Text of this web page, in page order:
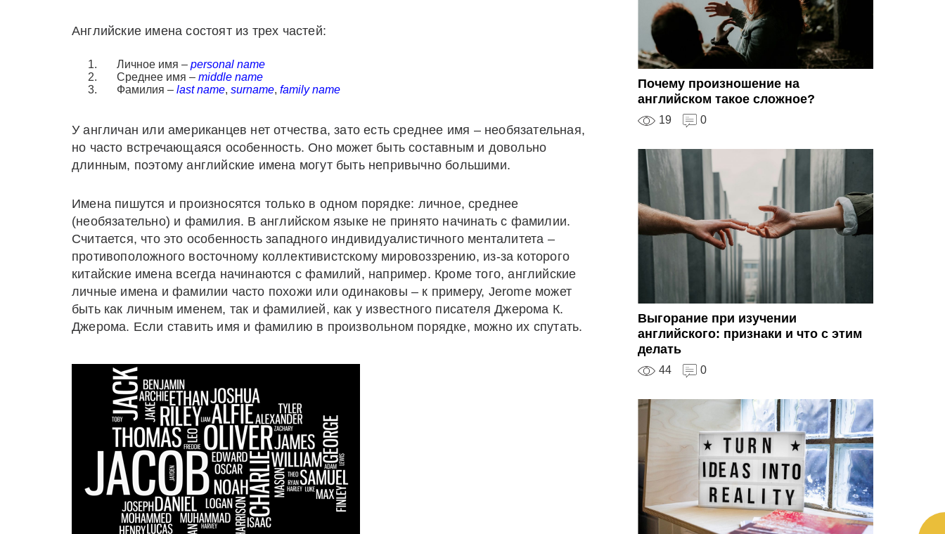
Почему произношение на
английском такое сложное?
19 0
Выгорание при изучении
английского: признаки и что с этим
делать
44 0
Английские имена состоят из трех частей:
Личное имя – personal name
Среднее имя – middle name
Фамилия – last name, surname, family name
У англичан или американцев нет отчества, зато есть среднее имя – необязательная,
но часто встречающаяся особенность. Оно может быть составным и довольно
длинным, поэтому английские имена могут быть непривычно большими.
Имена пишутся и произносятся только в одном порядке: личное, среднее
(необязательно) и фамилия. В английском языке не принято начинать с фамилии.
Считается, что это особенность западного индивидуалистичного менталитета –
противоположного восточному коллективистскому мировоззрению, из-за которого
китайские имена всегда начинаются с фамилий, например. Кроме того, английские
личные имена и фамилии часто похожи или одинаковы – к примеру, Jerome может
быть как личным именем, так и фамилией, как у известного писателя Джерома К.
Джерома. Если ставить имя и фамилию в произвольном порядке, можно их спутать.